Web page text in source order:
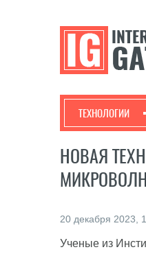
ТЕХНОЛОГИИ
НОВАЯ
20 декабря 2023,
Ученые из